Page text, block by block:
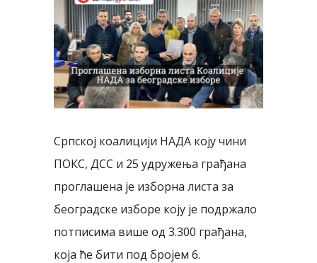
Image
Српској коалицији НАДА коју чини
ПОКС, ДСС и 25 удружења грађана
проглашена је изборна листа за
београдске изборе коју је подржало
потписима више од 3.300 грађана,
која ће бити под бројем 6.